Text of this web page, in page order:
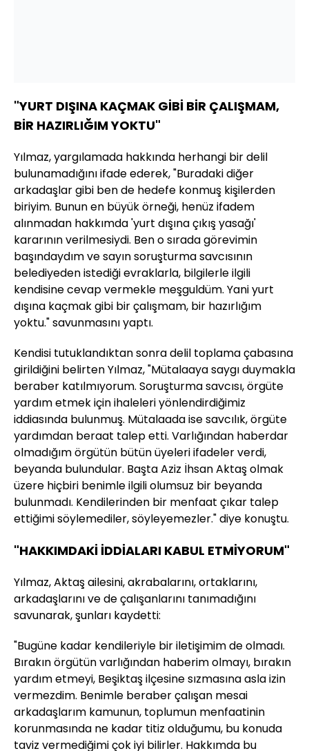
"YURT DIŞINA KAÇMAK GİBİ BİR ÇALIŞMAM,
BİR HAZIRLIĞIM YOKTU"
Yılmaz, yargılamada hakkında herhangi bir delil
bulunamadığını ifade ederek, "Buradaki diğer
arkadaşlar gibi ben de hedefe konmuş kişilerden
biriyim. Bunun en büyük örneği, henüz ifadem
alınmadan hakkımda 'yurt dışına çıkış yasağı'
kararının verilmesiydi. Ben o sırada görevimin
başındaydım ve sayın soruşturma savcısının
belediyeden istediği evraklarla, bilgilerle ilgili
kendisine cevap vermekle meşguldüm. Yani yurt
dışına kaçmak gibi bir çalışmam, bir hazırlığım
yoktu." savunmasını yaptı.
Kendisi tutuklandıktan sonra delil toplama çabasına
girildiğini belirten Yılmaz, "Mütalaaya saygı duymakla
beraber katılmıyorum. Soruşturma savcısı, örgüte
yardım etmek için ihaleleri yönlendirdiğimiz
iddiasında bulunmuş. Mütalaada ise savcılık, örgüte
yardımdan beraat talep etti. Varlığından haberdar
olmadığım örgütün bütün üyeleri ifadeler verdi,
beyanda bulundular. Başta Aziz İhsan Aktaş olmak
üzere hiçbiri benimle ilgili olumsuz bir beyanda
bulunmadı. Kendilerinden bir menfaat çıkar talep
ettiğimi söylemediler, söyleyemezler." diye konuştu.
"HAKKIMDAKİ İDDİALARI KABUL ETMİYORUM"
Yılmaz, Aktaş ailesini, akrabalarını, ortaklarını,
arkadaşlarını ve de çalışanlarını tanımadığını
savunarak, şunları kaydetti:
"Bugüne kadar kendileriyle bir iletişimim de olmadı.
Bırakın örgütün varlığından haberim olmayı, bırakın
yardım etmeyi, Beşiktaş ilçesine sızmasına asla izin
vermezdim. Benimle beraber çalışan mesai
arkadaşlarım kamunun, toplumun menfaatinin
korunmasında ne kadar titiz olduğumu, bu konuda
taviz vermediğimi çok iyi bilirler. Hakkımda bu